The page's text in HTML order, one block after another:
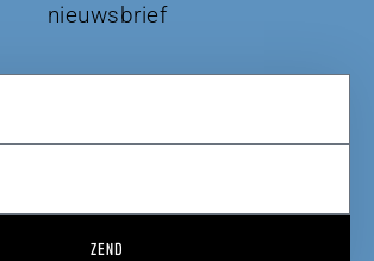
nieuwsbrief
ZEND